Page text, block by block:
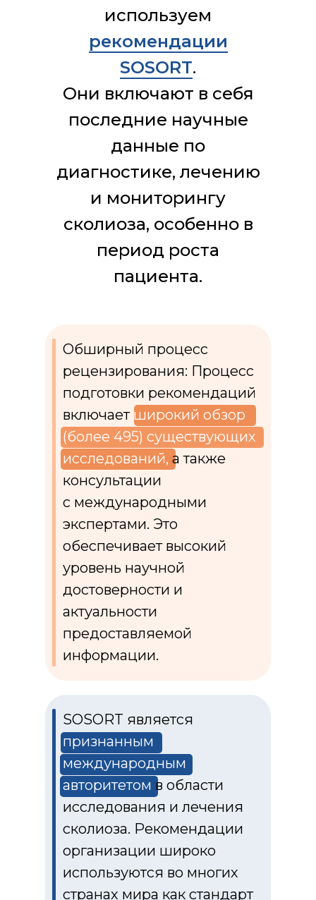
используем
рекомендации
SOSORT.
Они включают в себя
последние научные
данные по
диагностике, лечению
и мониторингу
сколиоза, особенно в
период роста
пациента.
Обширный процесс
рецензирования: Процесс
подготовки рекомендаций
включает широкий обзор
(более 495) существующих
исследований, а также
консультации
с международными
экспертами. Это
обеспечивает высокий
уровень научной
достоверности и
актуальности
предоставляемой
информации.
SOSORT является
признанным
международным
авторитетом в области
исследования и лечения
сколиоза. Рекомендации
организации широко
используются во многих
странах мира как стандарт